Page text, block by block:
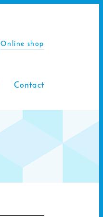
Online shop
Contact